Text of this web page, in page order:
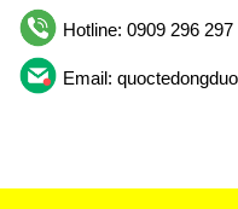
Hotline: 0909 296 297
Email: